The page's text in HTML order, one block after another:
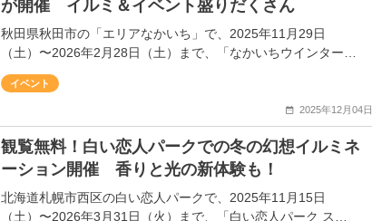
が開催 イルミ＆イベント盛りだくさん
秋田県秋田市の「エリアなかいち」で、2025年11月29日
（土）〜2026年2月28日（土）まで、「なかいちウインター…
イベント
2025年12月04日
観覧無料！白い恋人パークでの冬の幻想イルミネ
ーション開催 香りと光の新体験も！
北海道札幌市西区の白い恋人パークで、2025年11月15日
（土）〜2026年3月31日（火）まで、「白い恋人パーク ス…